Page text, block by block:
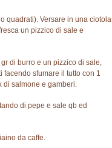
quadrati). Versare in una ciotola
un pizzico di sale e
di burro e un pizzico di sale,
sfumare il tutto con 1
di salmone e gamberi.
di pepe e sale qb ed
da caffe.